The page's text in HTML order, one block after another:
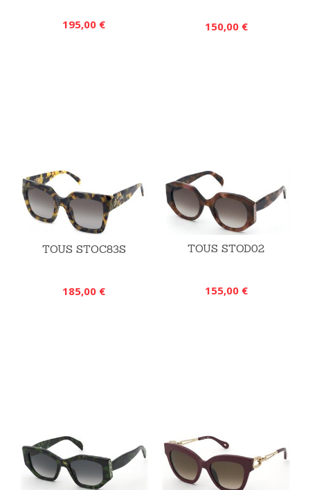
195,00 € 150,00 €
TOUS STOC83S
185,00 €
TOUS STOD02
155,00 €